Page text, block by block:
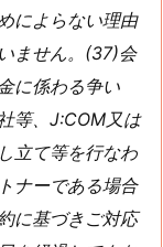
によらない理由
ません。(37)会
に係わる争い
等、J:COM又は
立て等を行なわ
ナーである場合
に基づきご対応